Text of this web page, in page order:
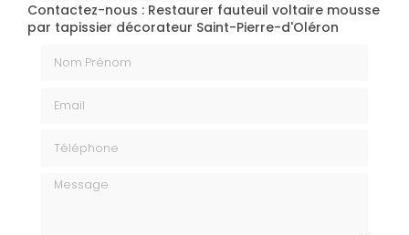
Contactez-nous : Restaurer fauteuil voltaire mousse
par tapissier décorateur Saint-Pierre-d'Oléron
Message